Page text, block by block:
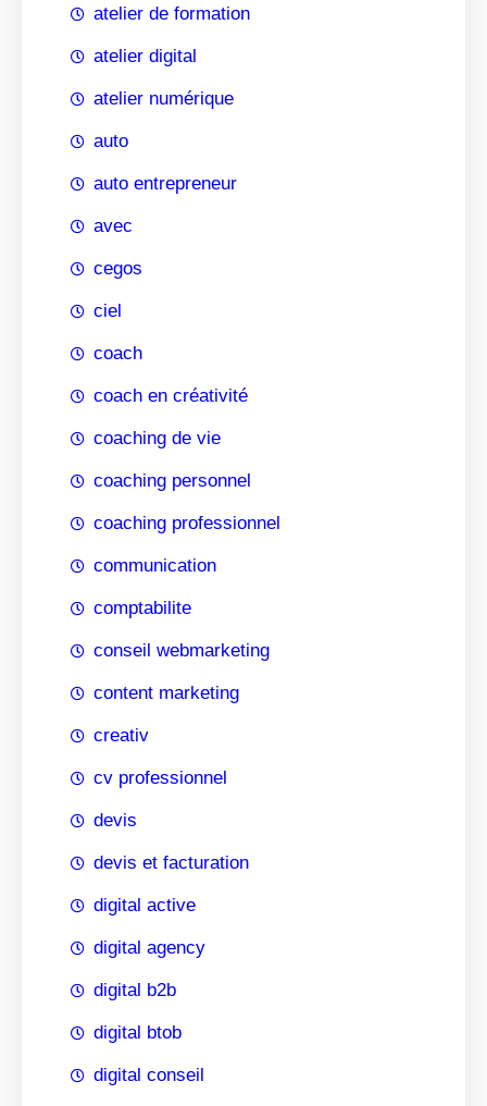
atelier de formation
atelier digital
atelier numérique
auto
auto entrepreneur
avec
cegos
ciel
coach
coach en créativité
coaching de vie
coaching personnel
coaching professionnel
communication
comptabilite
conseil webmarketing
content marketing
creativ
cv professionnel
devis
devis et facturation
digital active
digital agency
digital b2b
digital btob
digital conseil